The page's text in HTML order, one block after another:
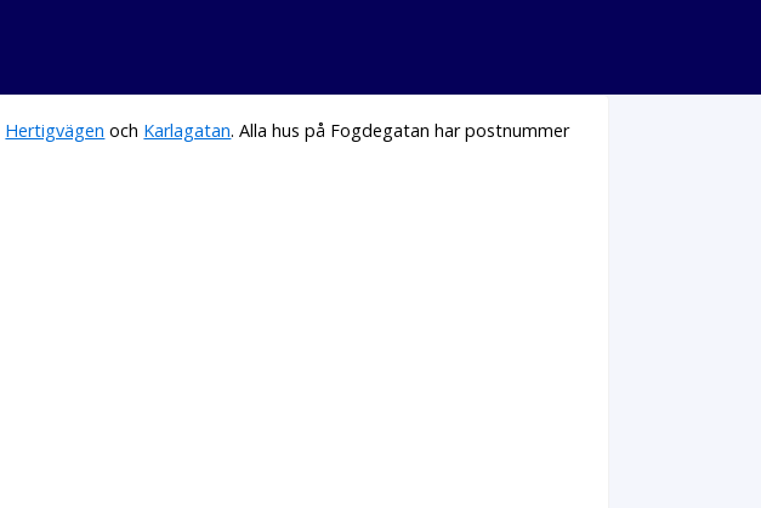
Hertigvägen och Karlagatan. Alla hus på Fogdegatan har postnummer